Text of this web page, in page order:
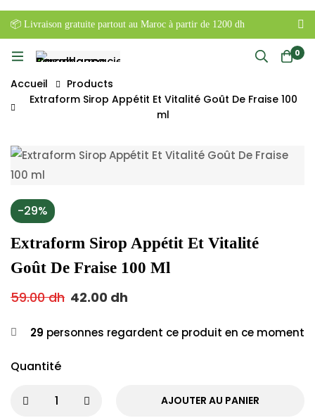
📦 Livraison gratuite partout au Maroc à partir de 1200 dh
0
Accueil
Products
Extraform Sirop Appétit Et Vitalité Goût De Fraise 100
ml
-29%
Extraform Sirop Appétit Et Vitalité
Goût De Fraise 100 Ml
59.00dh 42.00 dh
29 personnes regardent ce produit en ce moment
Quantité
AJOUTER AU PANIER